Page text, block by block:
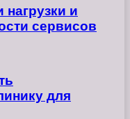
и
сервисов
для